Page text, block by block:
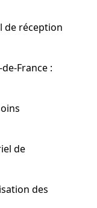
de réception
France :
de
des